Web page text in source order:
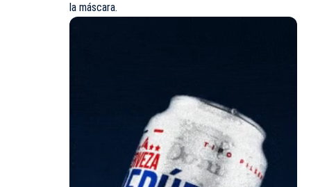
la máscara.